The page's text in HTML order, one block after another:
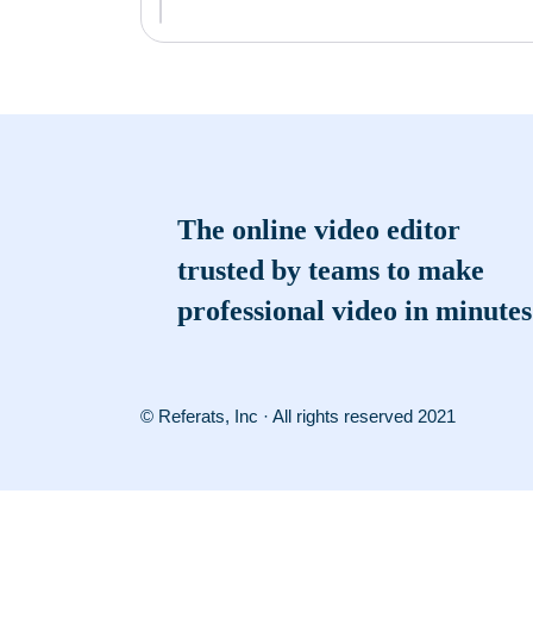
The online video editor
trusted by teams to make
professional video in minutes
© Referats, Inc · All rights reserved 2021